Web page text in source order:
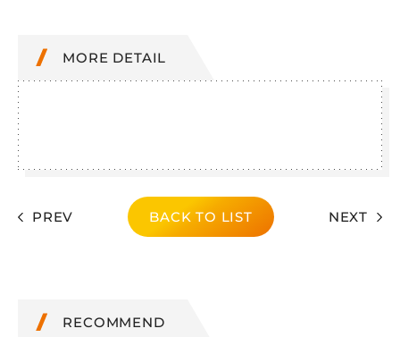
MORE DETAIL
PREV BACK TO LIST NEXT
RECOMMEND